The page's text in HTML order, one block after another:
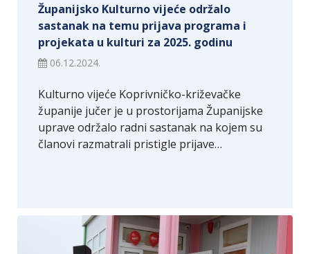
Županijsko Kulturno vijeće održalo
sastanak na temu prijava programa i
projekata u kulturi za 2025. godinu
06.12.2024.
Kulturno vijeće Koprivničko-križevačke
županije jučer je u prostorijama Županijske
uprave održalo radni sastanak na kojem su
članovi razmatrali pristigle prijave…